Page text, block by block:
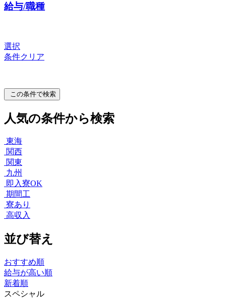
給与/職種
選択
条件クリア
この条件で検索
人気の条件から検索
東海
関西
関東
九州
即入寮OK
期間工
寮あり
高収入
並び替え
おすすめ順
給与が高い順
新着順
スペシャル